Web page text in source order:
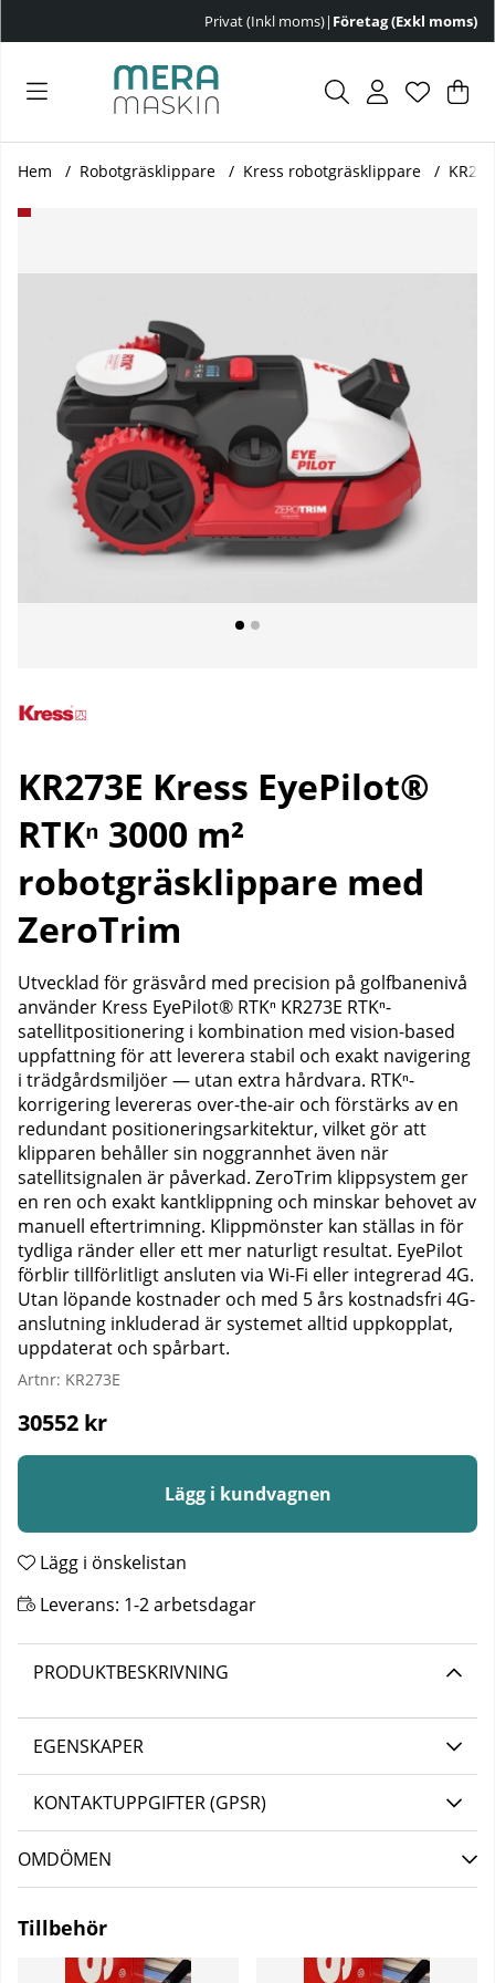
Privat (Inkl moms)| Företag (Exkl moms)
.
Hem Robotgräsklippare Kress robotgräsklippare
Produktbilder KR273E Kress EyePilot® RTKⁿ 3000 m²
KR273E Kress EyePilot®
RTKⁿ 3000 m²
robotgräsklippare med
ZeroTrim
Utvecklad för gräsvård med precision på golfbanenivå
använder Kress EyePilot® RTKⁿ KR273E RTKⁿ-
satellitpositionering i kombination med vision-based
uppfattning för att leverera stabil och exakt navigering
i trädgårdsmiljöer — utan extra hårdvara. RTKⁿ-
korrigering levereras over-the-air och förstärks av en
redundant positioneringsarkitektur, vilket gör att
klipparen behåller sin noggrannhet även när
satellitsignalen är påverkad. ZeroTrim klippsystem ger
en ren och exakt kantklippning och minskar behovet av
manuell eftertrimning. Klippmönster kan ställas in för
tydliga ränder eller ett mer naturligt resultat. EyePilot
förblir tillförlitligt ansluten via Wi-Fi eller integrerad 4G.
Utan löpande kostnader och med 5 års kostnadsfri 4G-
anslutning inkluderad är systemet alltid uppkopplat,
uppdaterat och spårbart.
Artnr: KR273E
30552 kr
Lägg i kundvagnen
Lägg i önskelistan
Leverans: 1-2 arbetsdagar
PRODUKTBESKRIVNING
EGENSKAPER
KONTAKTUPPGIFTER (GPSR)
OMDÖMEN
Tillbehör